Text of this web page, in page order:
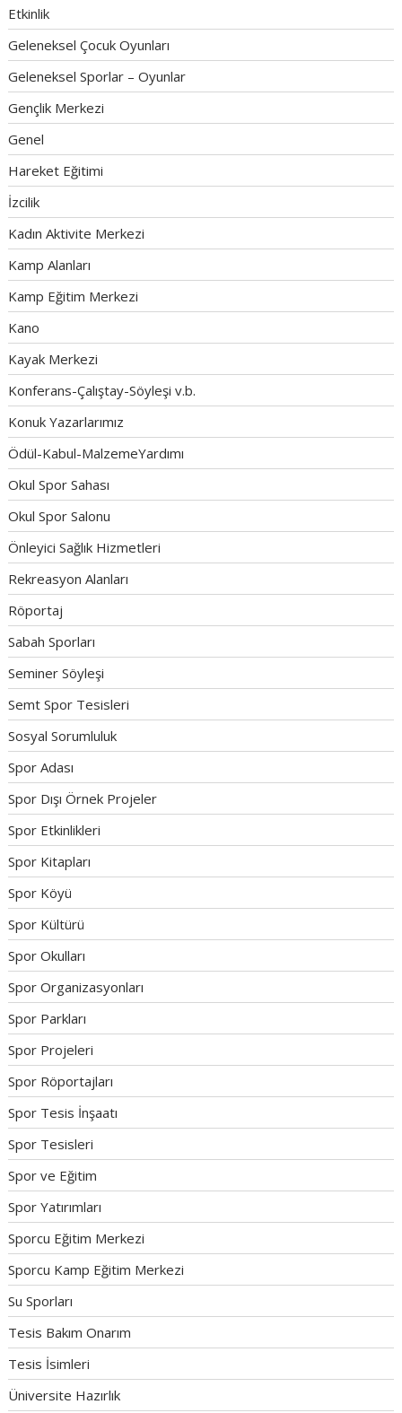
Etkinlik
Geleneksel Çocuk Oyunları
Geleneksel Sporlar – Oyunlar
Gençlik Merkezi
Genel
Hareket Eğitimi
İzcilik
Kadın Aktivite Merkezi
Kamp Alanları
Kamp Eğitim Merkezi
Kano
Kayak Merkezi
Konferans-Çalıştay-Söyleşi v.b.
Konuk Yazarlarımız
Ödül-Kabul-MalzemeYardımı
Okul Spor Sahası
Okul Spor Salonu
Önleyici Sağlık Hizmetleri
Rekreasyon Alanları
Röportaj
Sabah Sporları
Seminer Söyleşi
Semt Spor Tesisleri
Sosyal Sorumluluk
Spor Adası
Spor Dışı Örnek Projeler
Spor Etkinlikleri
Spor Kitapları
Spor Köyü
Spor Kültürü
Spor Okulları
Spor Organizasyonları
Spor Parkları
Spor Projeleri
Spor Röportajları
Spor Tesis İnşaatı
Spor Tesisleri
Spor ve Eğitim
Spor Yatırımları
Sporcu Eğitim Merkezi
Sporcu Kamp Eğitim Merkezi
Su Sporları
Tesis Bakım Onarım
Tesis İsimleri
Üniversite Hazırlık